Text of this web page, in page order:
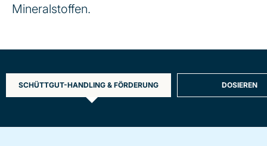
Mineralstoffen.
SCHÜTTGUT-HANDLING & FÖRDERUNG DOSIEREN